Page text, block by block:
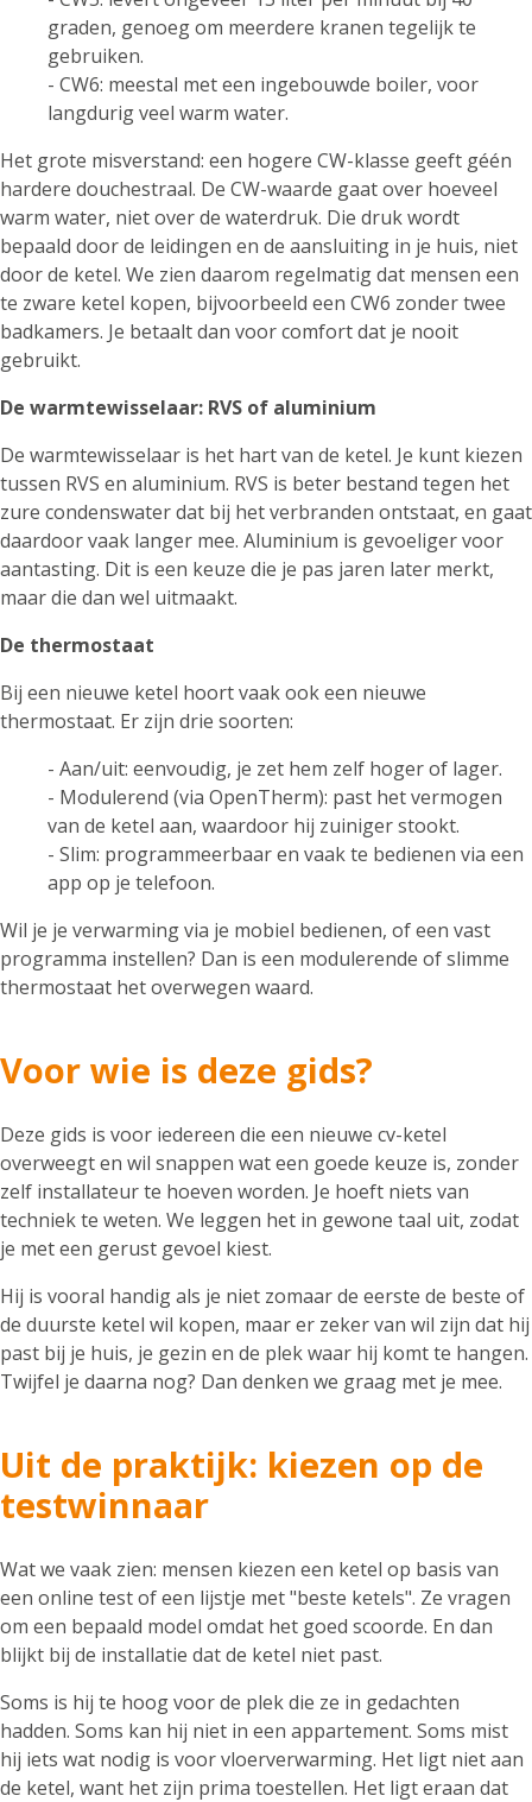
graden, genoeg om meerdere kranen tegelijk te
gebruiken.
- CW6: meestal met een ingebouwde boiler, voor
langdurig veel warm water.
Het grote misverstand: een hogere CW-klasse geeft géén
hardere douchestraal. De CW-waarde gaat over hoeveel
warm water, niet over de waterdruk. Die druk wordt
bepaald door de leidingen en de aansluiting in je huis, niet
door de ketel. We zien daarom regelmatig dat mensen een
te zware ketel kopen, bijvoorbeeld een CW6 zonder twee
badkamers. Je betaalt dan voor comfort dat je nooit
gebruikt.
De warmtewisselaar: RVS of aluminium
De warmtewisselaar is het hart van de ketel. Je kunt kiezen
tussen RVS en aluminium. RVS is beter bestand tegen het
zure condenswater dat bij het verbranden ontstaat, en gaat
daardoor vaak langer mee. Aluminium is gevoeliger voor
aantasting. Dit is een keuze die je pas jaren later merkt,
maar die dan wel uitmaakt.
De thermostaat
Bij een nieuwe ketel hoort vaak ook een nieuwe
thermostaat. Er zijn drie soorten:
- Aan/uit: eenvoudig, je zet hem zelf hoger of lager.
- Modulerend (via OpenTherm): past het vermogen
van de ketel aan, waardoor hij zuiniger stookt.
- Slim: programmeerbaar en vaak te bedienen via een
app op je telefoon.
Wil je je verwarming via je mobiel bedienen, of een vast
programma instellen? Dan is een modulerende of slimme
thermostaat het overwegen waard.
Voor wie is deze gids?
Deze gids is voor iedereen die een nieuwe cv-ketel
overweegt en wil snappen wat een goede keuze is, zonder
zelf installateur te hoeven worden. Je hoeft niets van
techniek te weten. We leggen het in gewone taal uit, zodat
je met een gerust gevoel kiest.
Hij is vooral handig als je niet zomaar de eerste de beste of
de duurste ketel wil kopen, maar er zeker van wil zijn dat hij
past bij je huis, je gezin en de plek waar hij komt te hangen.
Twijfel je daarna nog? Dan denken we graag met je mee.
Uit de praktijk: kiezen op de
testwinnaar
Wat we vaak zien: mensen kiezen een ketel op basis van
een online test of een lijstje met "beste ketels". Ze vragen
om een bepaald model omdat het goed scoorde. En dan
blijkt bij de installatie dat de ketel niet past.
Soms is hij te hoog voor de plek die ze in gedachten
hadden. Soms kan hij niet in een appartement. Soms mist
hij iets wat nodig is voor vloerverwarming. Het ligt niet aan
de ketel, want het zijn prima toestellen. Het ligt eraan dat